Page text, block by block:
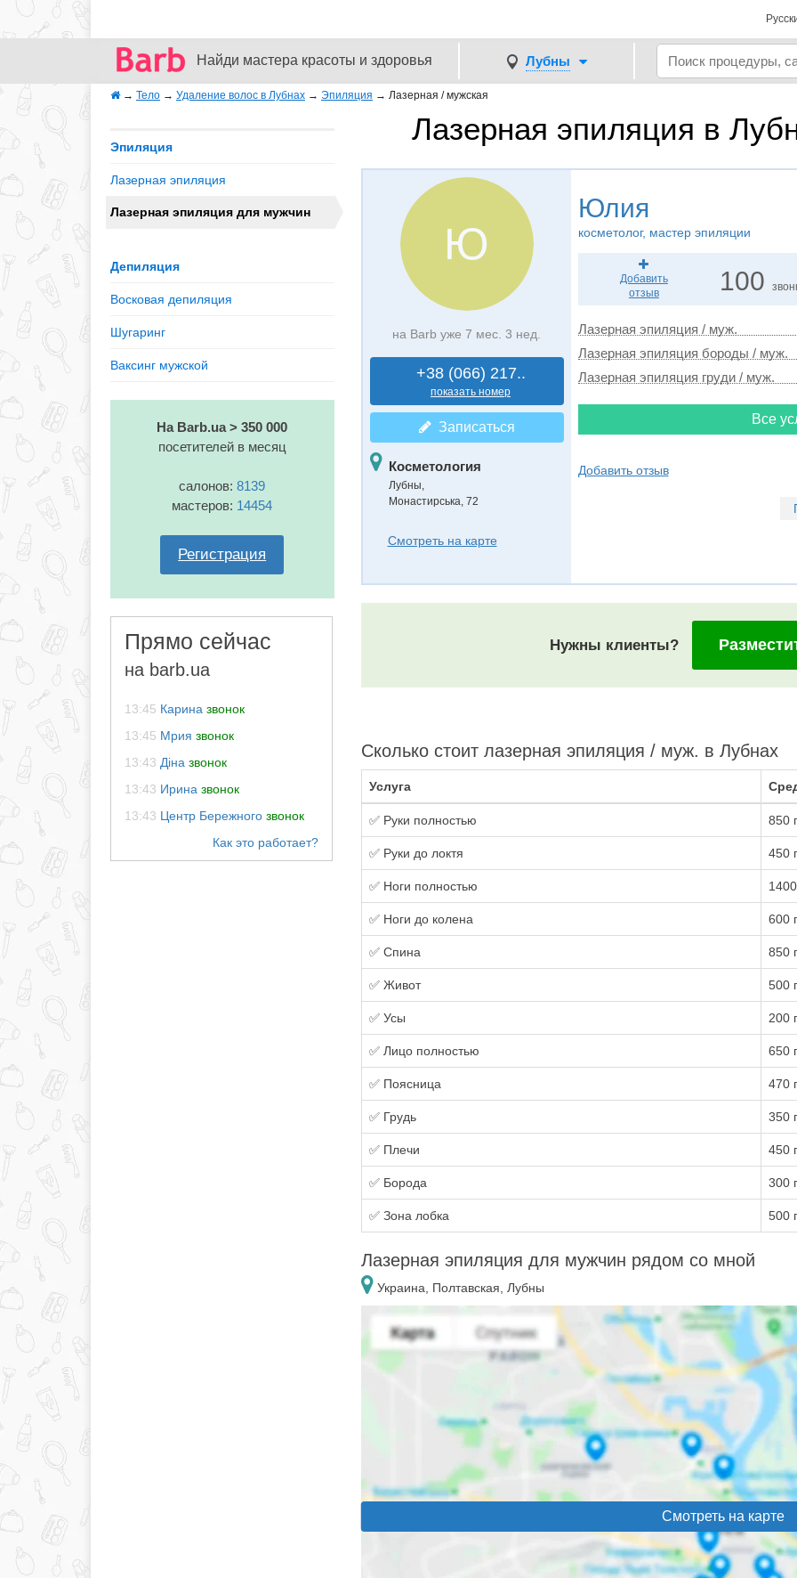
Найди мастера красоты и здоровья Лубны
→ Тело → Удаление волос в Лубнах → Эпиляция → Лазерная / мужская
Лазерная эпиляция в
Эпиляция
Лазерная эпиляция
Лазерная эпиляция для мужчин
Депиляция
Восковая депиляция
Шугаринг
Ваксинг мужской
На Barb.ua > 350 000
посетителей в месяц
салонов:8139
мастеров: 14454
Регистрация
Прямо сейчас
на barb.ua
13:45 Карина звонок
13:45 Мрия звонок
13:43 Діна звонок
13:43 Ирина звонок
13:43 Центр Бережного звонок
Ю
на Barb уже 7 мес. 3 нед.
+38 (066) 217..
показать номер
Записаться
Косметология
Лубны,
Монастирська, 72
Смотреть на карте
Юлия
косметолог, мастер эпиляции
Добавить
отзыв
100
Лазерная эпиляция / муж.
Лазерная эпиляция бороды / муж.
Лазерная эпиляция груди / муж.
Все
Добавить отзыв
Нужны клиенты?
Сколько стоит лазерная эпиляция / муж. в Лубнах
Услуга
✅ Руки полностью 850
✅ Руки до локтя 450
✅ Ноги полностью
✅ Ноги до колена 600
✅ Спина 850
✅ Живот 500
✅ Усы 200
✅ Лицо полностью 650
✅ Поясница 470
✅ Грудь 350
✅ Плечи 450
✅ Борода 300
✅ Зона лобка 500
Лазерная эпиляция для мужчин рядом со мной
Украина, Полтавская, Лубны
Смотреть на карте